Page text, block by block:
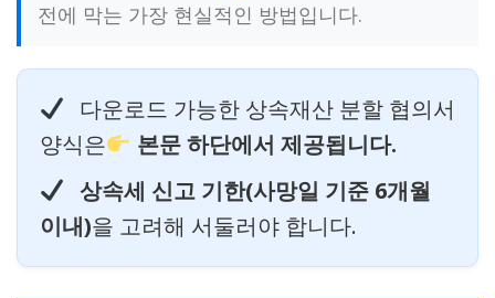
전에 막는 가장 현실적인 방법입니다.
다운로드 가능한 상속재산 분할 협의서
양식은
본문 하단에서 제공됩니다.
상속세 신고 기한(사망일 기준 6개월
이내)을 고려해 서둘러야 합니다.